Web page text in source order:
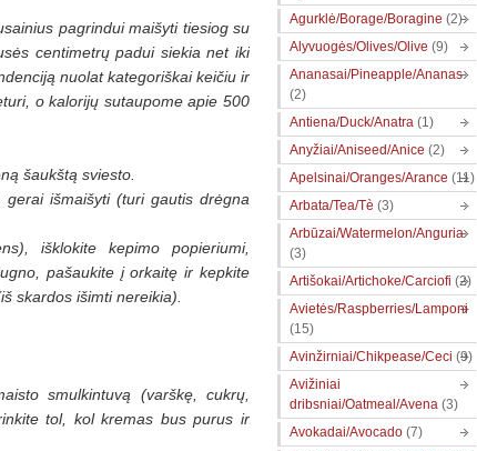
pagrindui maišyti tiesiog su
centimetrų padui siekia net iki
nuolat kategoriškai keičiu ir
o kalorijų sutaupome apie 500
šaukštą sviesto.
gerai išmaišyti (turi gautis drėgna
išklokite kepimo popieriumi,
pašaukite į orkaitę ir kepkite
skardos išimti nereikia).
smulkintuvą (varškę, cukrų,
tol, kol kremas bus purus ir
Agurklė/Borage/Boragine (2)
Alyvuogės/Olives/Olive (9)
Ananasai/Pineapple/Ananas
(2)
Antiena/Duck/Anatra (1)
Anyžiai/Aniseed/Anice (2)
Apelsinai/Oranges/Arance (11)
Arbata/Tea/Tè (3)
Arbūzai/Watermelon/Anguria
(3)
Artišokai/Artichoke/Carciofi (2)
Avietės/Raspberries/Lamponi
(15)
Avinžirniai/Chikpease/Ceci (9)
Avižiniai
dribsniai/Oatmeal/Avena (3)
Avokadai/Avocado (7)